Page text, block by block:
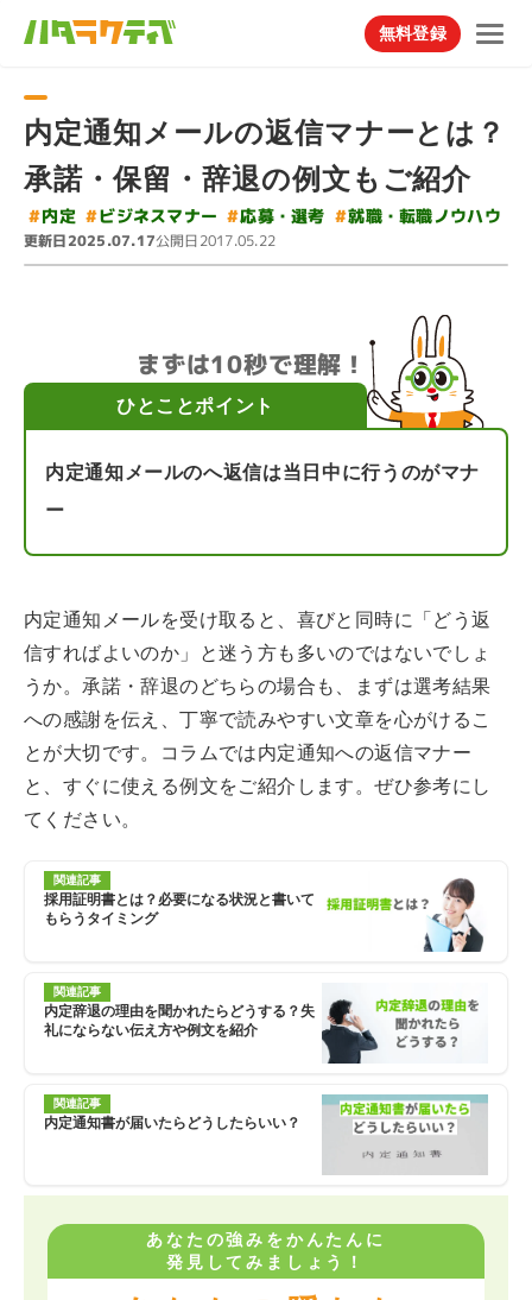
無料登録
内定通知メールの返信マナーとは？
承諾・保留・辞退の例文もご紹介
#内定 #ビジネスマナー #応募・選考 #就職・転職ノウハウ
更新日2025.07.17公開日2017.05.22
まずは10秒で理解！
ひとことポイント
内定通知メールのへ返信は当日中に行うのがマナ
ー
内定通知メールを受け取ると、喜びと同時に「どう返
信すればよいのか」と迷う方も多いのではないでしょ
うか。承諾・辞退のどちらの場合も、まずは選考結果
への感謝を伝え、丁寧で読みやすい文章を心がけるこ
とが大切です。コラムでは内定通知への返信マナー
と、すぐに使える例文をご紹介します。ぜひ参考にし
てください。
関連記事
採用証明書とは？必要になる状況と書いて
もらうタイミング
関連記事
内定辞退の理由を聞かれたらどうする？失
礼にならない伝え方や例文を紹介
関連記事
内定通知書が届いたらどうしたらいい？
あなたの強みをかんたんに
発見してみましょう！